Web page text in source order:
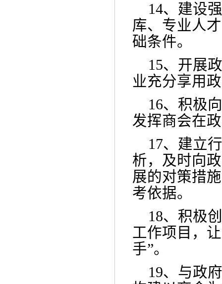
14、 建设
库、专业人
础条件。
15、 开展
业充分享用
16、 积极
发挥商会在
17、 建立
析，及时向
展的对策措
考依据。
18、 积极
工作项目，
手”。
19、 与政